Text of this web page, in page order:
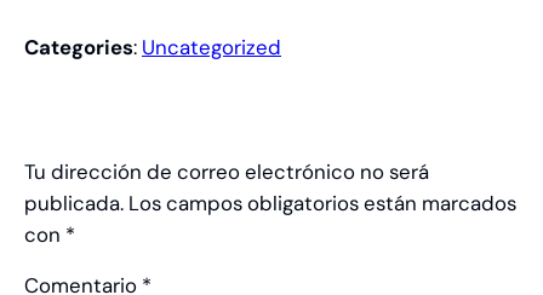
Categories: Uncategorized
Tu dirección de correo electrónico no será
publicada. Los campos obligatorios están marcados
con *
Comentario *